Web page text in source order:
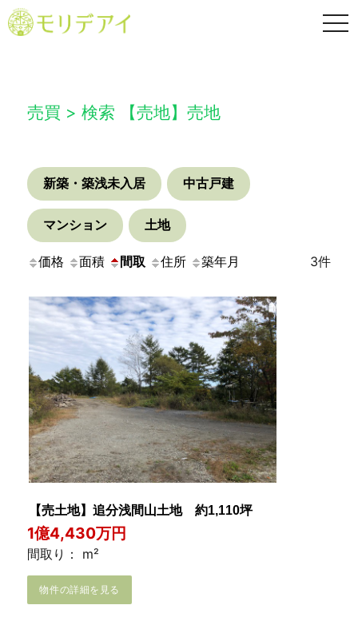
売買 > 検索 【売地】売地
新築・築浅未入居 中古戸建
マンション 土地
価格 面積 間取 住所 築年月 3件
【売土地】追分浅間山土地 約1,110坪
1億4,430万円
間取り： m²
物件の詳細を見る